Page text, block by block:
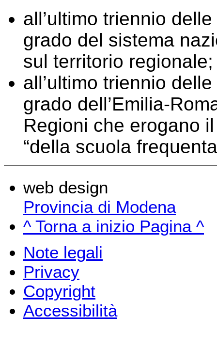
all’ultimo triennio
grado del sistema
sul territorio regionale;
all’ultimo triennio
grado dell’Emilia-
Regioni che erogano
“della scuola
web design
Provincia di Modena
^ Torna a inizio Pagina ^
Note legali
Privacy
Copyright
Accessibilità